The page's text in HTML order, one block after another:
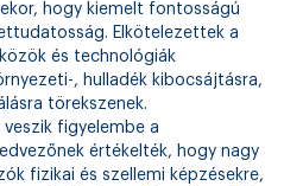
hogy kiemelt fontosságú
Elkötelezettek a
és technológiák
, hulladék kibocsájtásra,
törekszenek.
veszik figyelembe a
értékelték, hogy nagy
fizikai és szellemi képzésekre,